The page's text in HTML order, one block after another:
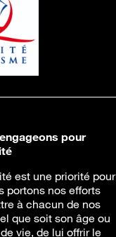
pour
est une priorité pour
portons nos efforts
à chacun de nos
que soit son âge ou
vie, de lui offrir le